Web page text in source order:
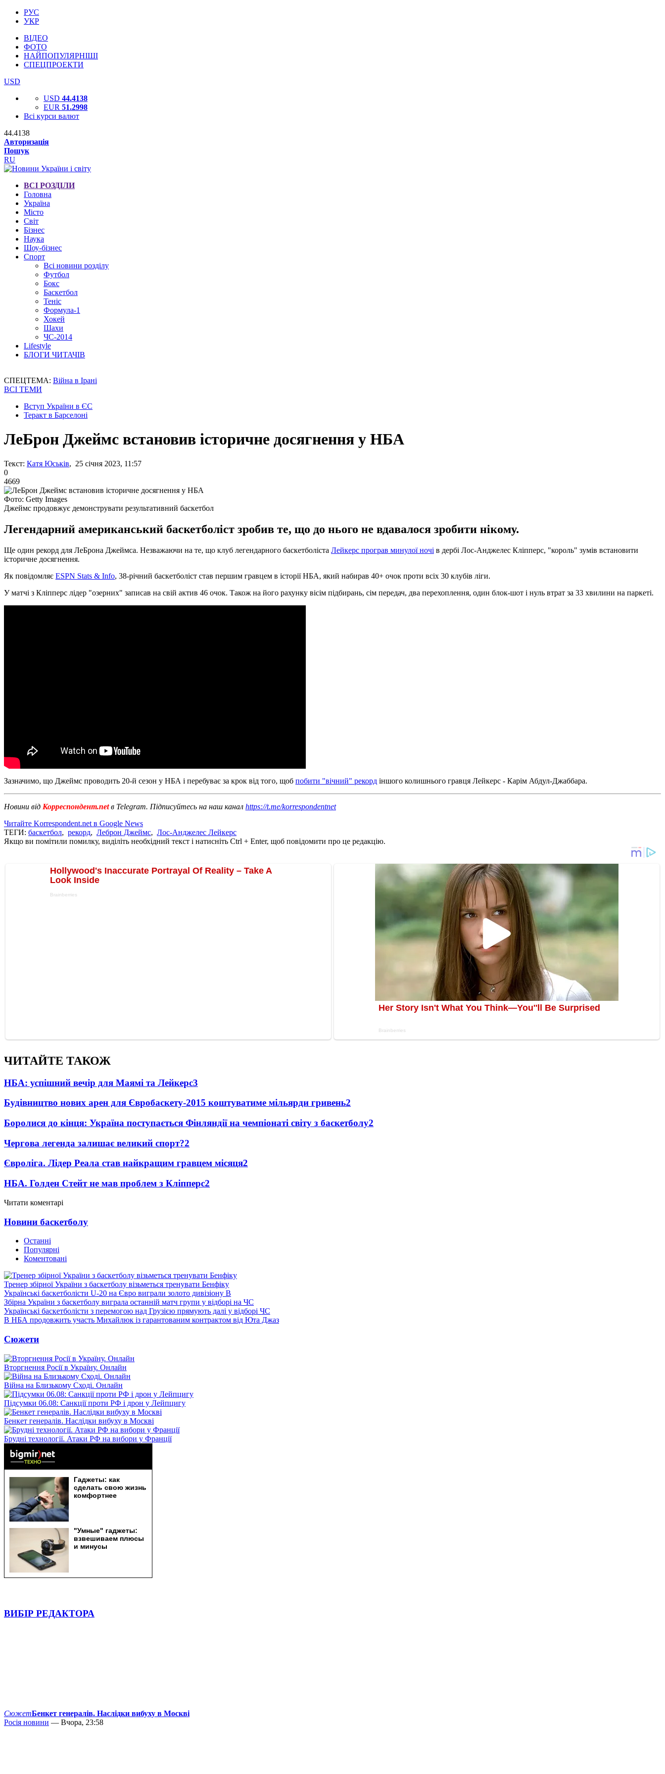
РУС
УКР
ВІДЕО
ФОТО
НАЙПОПУЛЯРНІШІ
СПЕЦПРОЕКТИ
USD
USD 44.4138
EUR 51.2998
Всі курси валют
44.4138
Авторизація
Пошук
RU
ВСІ РОЗДІЛИ
Головна
Україна
Місто
Світ
Бізнес
Наука
Шоу-бізнес
Спорт
Всі новини розділу
Футбол
Бокс
Баскетбол
Теніс
Формула-1
Хокей
Шахи
ЧС-2014
Lifestyle
БЛОГИ ЧИТАЧІВ
СПЕЦТЕМА: Війна в Ірані
ВСІ ТЕМИ
Вступ України в ЄС
Теракт в Барселоні
ЛеБрон Джеймс встановив історичне досягнення у НБА
Текст: Катя Юськів, 25 січня 2023, 11:57
0
4669
Фото: Getty Images
Джеймс продовжує демонструвати результативний баскетбол
Легендарний американський баскетболіст зробив те, що до нього не вдавалося зробити нікому.
Ще один рекорд для ЛеБрона Джеймса. Незважаючи на те, що клуб легендарного баскетболіста Лейкерс програв минулої ночі в дербі Лос-Анджелес Кліпперс, "король" зумів встановити
історичне досягнення.
Як повідомляє ESPN Stats & Info, 38-річний баскетболіст став першим гравцем в історії НБА, який набирав 40+ очок проти всіх 30 клубів ліги.
У матчі з Кліпперс лідер "озерних" записав на свій актив 46 очок. Також на його рахунку вісім підбирань, сім передач, два перехоплення, один блок-шот і нуль втрат за 33 хвилини на паркеті.
Зазначимо, що Джеймс проводить 20-й сезон у НБА і перебуває за крок від того, щоб побити "вічний" рекорд іншого колишнього гравця Лейкерс - Карім Абдул-Джаббара.
Новини від Корреспондент.netв Telegram. Підписуйтесь на наш канал https://t.me/korrespondentnet
Читайте Korrespondent.net в Google News
ТЕГИ: баскетбол, рекорд, Леброн Джеймс, Лос-Анджелес Лейкерс
Якщо ви помітили помилку, виділіть необхідний текст і натисніть Ctrl + Enter, щоб повідомити про це редакцію.
ЧИТАЙТЕ ТАКОЖ
НБА: успішний вечір для Маямі та Лейкерс3
Будівництво нових арен для Євробаскету-2015 коштуватиме мільярди гривень2
Боролися до кінця: Україна поступається Фінляндії на чемпіонаті світу з баскетболу2
Чергова легенда залишає великий спорт?2
Євроліга. Лідер Реала став найкращим гравцем місяця2
НБА. Голден Стейт не мав проблем з Кліпперс2
Читати коментарі
Новини баскетболу
Останні
Популярні
Коментовані
Тренер збірної України з баскетболу візьметься тренувати Бенфіку
Українські баскетболісти U-20 на Євро виграли золото дивізіону В
Збірна України з баскетболу виграла останній матч групи у відборі на ЧС
Українські баскетболісти з перемогою над Грузією прямують далі у відборі ЧС
В НБА продовжить участь Михайлюк із гарантованим контрактом від Юта Джаз
Сюжети
Вторгнення Росії в Україну. Онлайн
Війна на Близькому Сході. Онлайн
Підсумки 06.08: Санкції проти РФ і дрон у Лейпцигу
Бенкет генералів. Наслідки вибуху в Москві
Брудні технології. Атаки РФ на вибори у Франції
ВИБІР РЕДАКТОРА
СюжетБенкет генералів. Наслідки вибуху в Москві
Росія новини — Вчора, 23:58